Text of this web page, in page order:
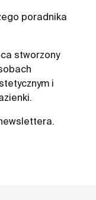
poradnika
stworzony
i